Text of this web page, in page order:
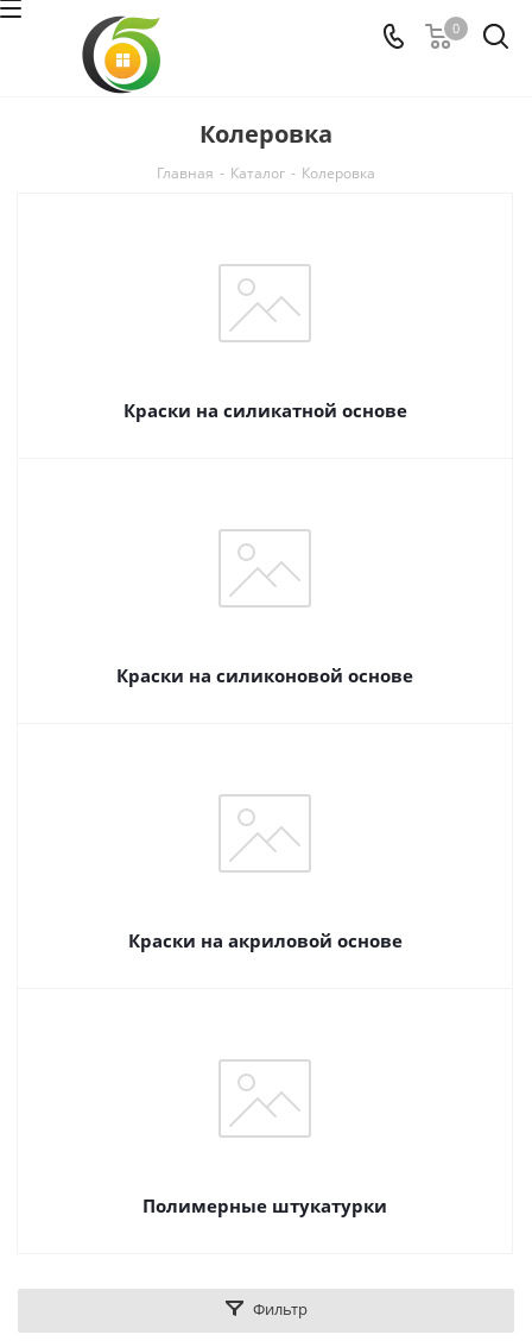
0
Колеровка
Главная - Каталог - Колеровка
Краски на силикатной основе
Краски на силиконовой основе
Краски на акриловой основе
Полимерные штукатурки
Фильтр